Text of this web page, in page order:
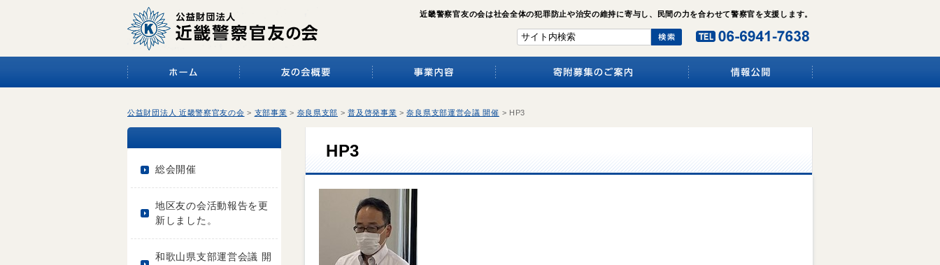
近畿警察官友の会は社会全体の犯罪防止や治安の維持に寄与し、民間の力を合わせて警察官を支援します。
公益財団法人 近畿警察官友の会 > 支部事業 > 奈良県支部 >普及啓発事業 >奈良県支部運営会議 開催 > HP3
HP3
総会開催
地区友の会活動報告を更
新しました。
和歌山県支部運営会議 開